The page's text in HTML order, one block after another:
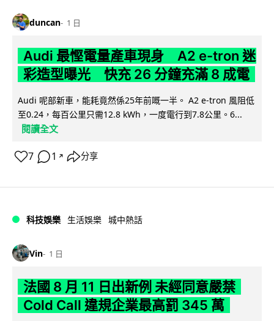
duncan 1 日
Audi 最慳電量產車現身 A2 e-tron 迷
彩造型曝光 快充 26 分鐘充滿 8 成電
Audi 呢部新車，能耗竟然係25年前嘅一半。 A2 e-tron 風阻低
至0.24，每百公里只需12.8 kWh，一度電行到7.8公里。6...
閱讀全文
7 1 ↗ 分享
科技娛樂 生活娛樂 城中熱話
Vin 1 日
法國 8 月 11 日出新例 未經同意嚴禁
Cold Call 違規企業最高罰 345 萬